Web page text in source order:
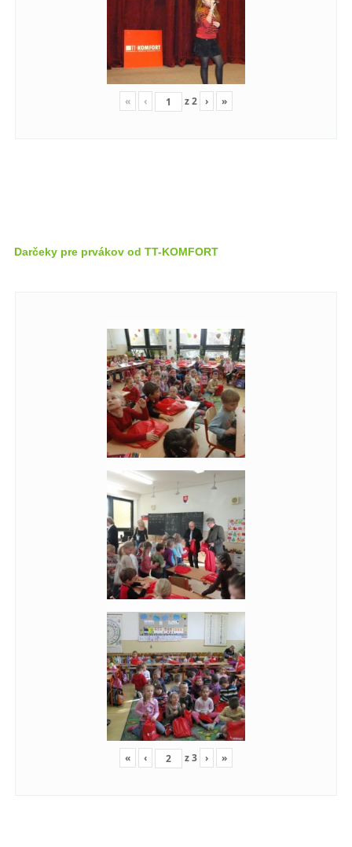
« ‹ z2 › »
Darčeky pre prvákov od TT-KOMFORT
« ‹ z3 › »